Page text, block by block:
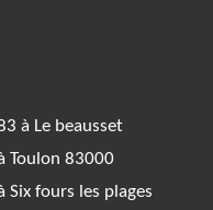
à Le beausset
Toulon 83000
Six fours les plages